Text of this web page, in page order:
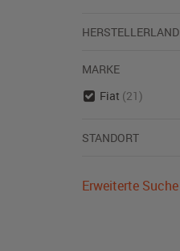
HERSTELLERLAND
MARKE
Fiat (21)
STANDORT
Erweiterte Suche